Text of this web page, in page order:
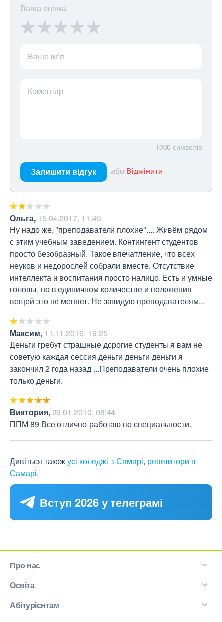
Ваша оцінка
Ваше ім’я
Коментар
1000 символів
Залишити відгук або Відмінити
Ольга, 15.04.2017, 11:45
Ну надо же, "преподаватели плохие".... Живём рядом
с этим учебным заведением. Контингент студентов
просто безобразный. Такое впечатление, что всех
неуков и недорослей собрали вместе. Отсутствие
интеллекта и воспитания просто налицо. Есть и умные
головы, но в единичном количестве и положения
вещей это не меняет. Не завидую преподавателям...
Максим, 11.11.2016, 16:25
Деньги гребут страшные дорогие студенты я вам не
советую каждая сессия деньги деньги деньги я
закончил 2 года назад ...Преподаватели очень плохие
только деньги.
Виктория,29.01.2010, 08:44
ППМ 89 Все отлично-работаю по специальности.
Дивіться такожусі коледжі в Самарі, репетитори в
Самарі.
Вступ 2026 у телеграмі
Про нас
Освіта
Абітурієнтам